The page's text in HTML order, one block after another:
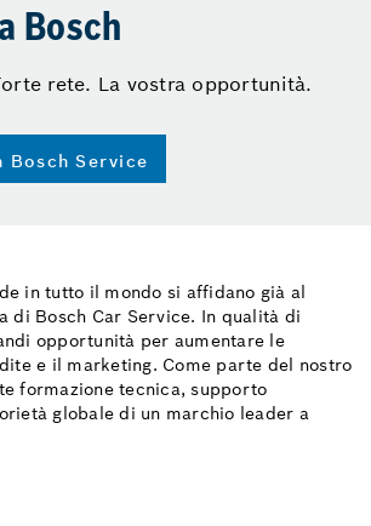
Bosch
rete. La vostra opportunità.
Bosch Service
in tutto il mondo si affidano già al
di Bosch Car Service. In qualità di
opportunità per aumentare le
e il marketing. Come parte del nostro
formazione tecnica, supporto
globale di un marchio leader a